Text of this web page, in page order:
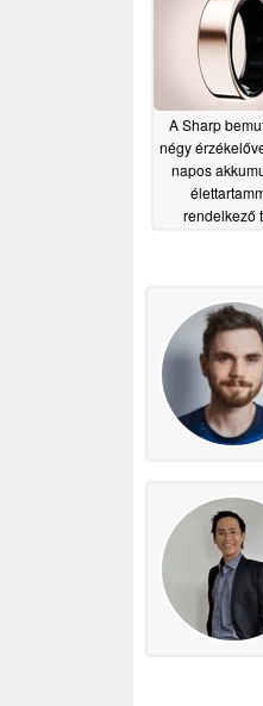
A Sharp
négy
napos
rendelkező